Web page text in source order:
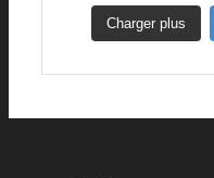
Charger plus